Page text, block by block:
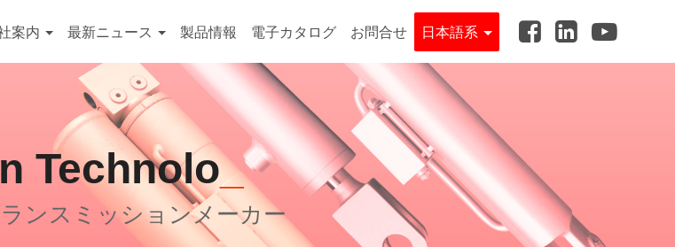
案内 最新ニュース 製品情報 電子カタログ お問合せ 日本語系
Technology_
ンスミッションメーカー